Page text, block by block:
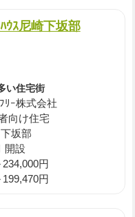
ｳｽ尼崎下坂部
い住宅街
ﾘｰ株式会社
向け住宅
坂部
開設
円
円